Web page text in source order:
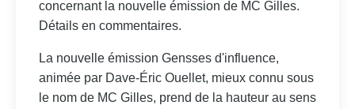
concernant la nouvelle émission de MC Gilles.
Détails en commentaires.
La nouvelle émission Gensses d'influence,
animée par Dave-Éric Ouellet, mieux connu sous
le nom de MC Gilles, prend de la hauteur au sens